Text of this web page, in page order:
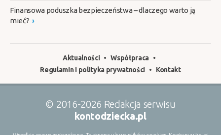
Finansowa poduszka bezpieczeństwa – dlaczego warto ją
mieć? ›
Aktualności
Współpraca
Regulamin i polityka prywatności
Kontakt
© 2016-2026 Redakcja serwisu
kontodziecka.pl